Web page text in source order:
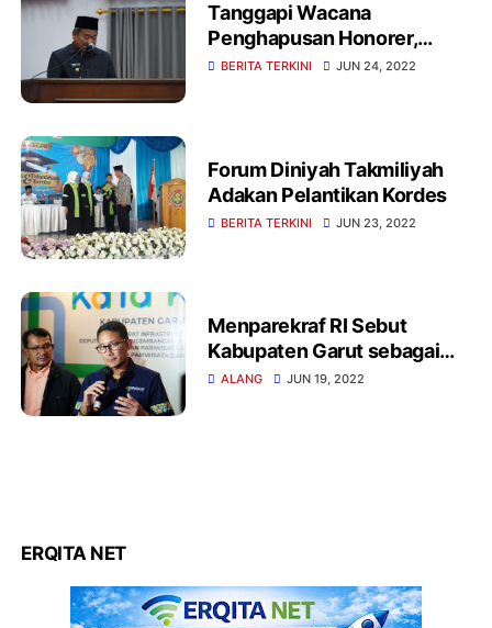
Tanggapi Wacana
Penghapusan Honorer,
Bupati Garut : Ini harus
BERITA TERKINI JUN 24, 2022
Forum Diniyah Takmiliyah
Adakan Pelantikan Kordes
BERITA TERKINI JUN 23, 2022
Menparekraf RI Sebut
Kabupaten Garut sebagai
Kabupaten Pariwisata
ALANG JUN 19, 2022
ERQITA NET